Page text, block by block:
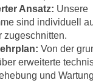
Ansatz: Unsere
sind individuell
zugeschnitten.
Von der
erweiterte
und